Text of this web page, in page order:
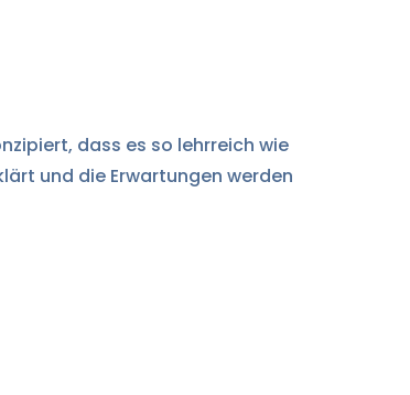
dass es so lehrreich wie
und die Erwartungen werden